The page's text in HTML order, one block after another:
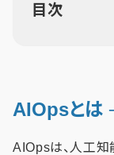
目次
AIOpsとは
AIOpsは、人工知